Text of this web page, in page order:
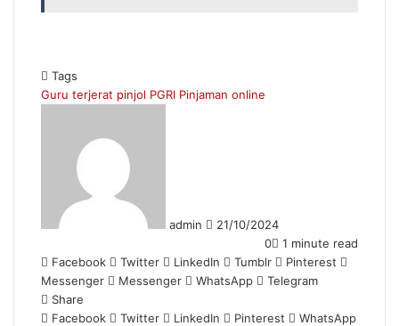
Tags
Guru terjerat pinjol PGRI Pinjaman online
admin
21/10/2024
0
1 minute read
Facebook
Twitter LinkedIn Tumblr
Pinterest
Messenger
Messenger WhatsApp
Telegram
Share
Facebook
Twitter LinkedIn Pinterest
WhatsApp